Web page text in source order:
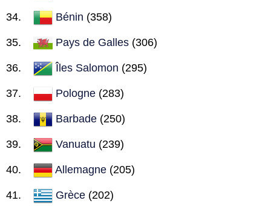
Bénin (358)
Pays de Galles (306)
Îles Salomon (295)
Pologne (283)
Barbade (250)
Vanuatu (239)
Allemagne (205)
Grèce (202)